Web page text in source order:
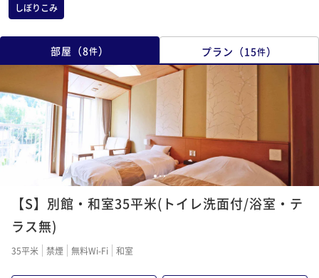
しぼりこみ
部屋 （8件） プラン （15件）
123
【S】別館・和室35平米(トイレ洗面付/浴室・テ
ラス無)
35平米 禁煙 無料Wi-Fi 和室